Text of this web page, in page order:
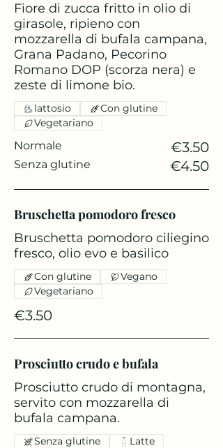
Fiore di zucca fritto in olio di
girasole, ripieno con
mozzarella di bufala campana,
Grana Padano, Pecorino
Romano DOP (scorza nera) e
zeste di limone bio.
Normale €3.50
Senza glutine €4.50
lattosio
Con glutine
Vegetariano
Bruschetta pomodoro fresco
Bruschetta pomodoro ciliegino
fresco, olio evo e basilico
€3.50
Con glutine
Vegano
Vegetariano
Prosciutto crudo e bufala
Prosciutto crudo di montagna,
servito con mozzarella di
bufala campana.
Senza glutine Latte